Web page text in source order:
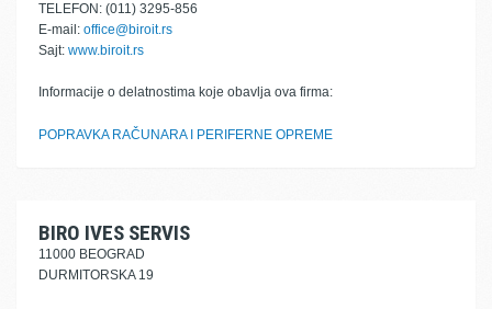
TELEFON: (011) 3295-856
E-mail: office@biroit.rs
Sajt: www.biroit.rs
Informacije o delatnostima koje obavlja ova firma:
POPRAVKA RAČUNARA I PERIFERNE OPREME
BIRO IVES SERVIS
11000 BEOGRAD
DURMITORSKA 19